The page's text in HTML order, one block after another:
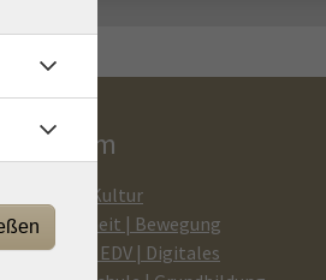
Programm
Kunst | Kultur
Gesundheit | Bewegung
Medien | EDV | Digitales